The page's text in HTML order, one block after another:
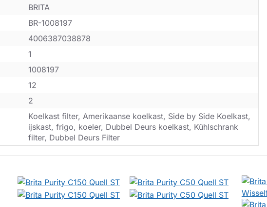
BRITA
BR-1008197
4006387038878
1
1008197
12
2
Koelkast filter, Amerikaanse koelkast, Side by Side Koelkast,
ijskast, frigo, koeler, Dubbel Deurs koelkast, Kühlschrank
filter, Dubbel Deurs Filter